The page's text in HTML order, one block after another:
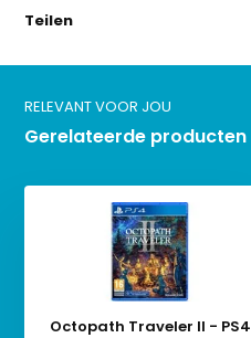
Teilen
RELEVANT VOOR JOU
Gerelateerde producten
Octopath Traveler II - PS4